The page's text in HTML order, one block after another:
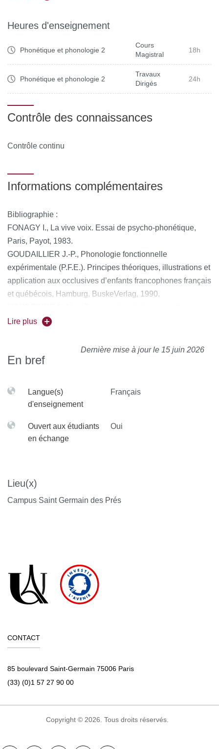
phonologique.
Heures d'enseignement
Phonétique et phonologie 2
Cours
Magistral
18h
Phonétique et phonologie 2
Travaux
Dirigés
24h
Contrôle des connaissances
Contrôle continu
Informations complémentaires
Bibliographie :
FONAGY I., La vive voix. Essai de psycho-phonétique,
Paris, Payot, 1983.
GOUDAILLIER J.-P., Phonologie fonctionnelle
expérimentale (P.F.E.). Principes théoriques, illustrations et
application aux occlusives d’enfants francophones français
et québécois, Hamburg, BuskeVerlag, 1990.
dynamique », La Linguistique, Paris, PUF, 1985 (vol. 21/I-
MARTIN P., Éléments de phonologie fonctionnelle : théorie
et exercice, Chicoutimi, G. Morin, 1983.
(Collection « Le linguiste »), 1965.
Lire plus
Dernière mise à jour le 15 juin 2026
En bref
Langue(s)
d'enseignement
Français
Ouvert aux étudiants
en échange
Oui
Lieu(x)
Campus Saint Germain des Prés
CONTACT
85 boulevard Saint-Germain 75006 Paris
(33) (0)1 57 27 90 00
Copyright © 2026. Tous droits réservés.